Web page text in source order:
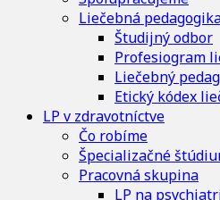
Liečebná
Študijný odbor
Profesiogram
Liečebný
Etický kódex
LP v zdravotníctve
Čo robíme
Špecializačné
Pracovná skupina
LP na